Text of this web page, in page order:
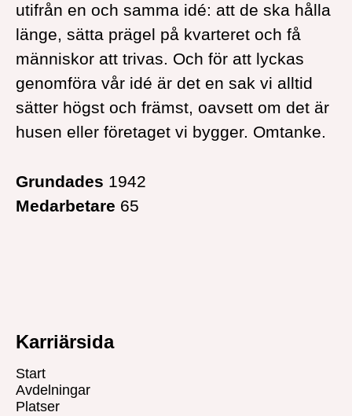
utifrån en och samma idé: att de ska hålla
länge, sätta prägel på kvarteret och få
människor att trivas. Och för att lyckas
genomföra vår idé är det en sak vi alltid
sätter högst och främst, oavsett om det är
husen eller företaget vi bygger. Omtanke.
Grundades 1942
Medarbetare 65
Karriärsida
Start
Avdelningar
Platser